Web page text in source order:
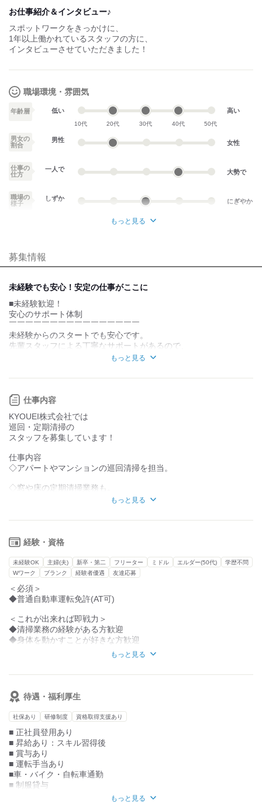
お仕事紹介＆インタビュー♪
スポットワークをきっかけに、
1年以上働かれているスタッフの方に、
インタビューさせていただきました！
職場環境・雰囲気
年齢層 低い
10代 20代 30代 40代 50代
高い
男女の
割合
男性 女性
仕事の
仕方
一人で 大勢で
職場の
様子
しずか にぎやか
個性が生かせる
デスクワーク
お客様との対話が
少ない
力仕事が少ない
もっと見る
募集情報
未経験でも安心！安定の仕事がここに
■未経験歓迎！
安心のサポート体制
￣￣￣￣￣￣￣￣￣￣￣￣￣￣￣￣
未経験からのスタートでも安心です。
先輩スタッフによる丁寧なサポートがあるので、
じっくりと業務に慣れていくことができます。
昇給や賞与もあり、着実に成長ができます。
■正社員登用あり！
キャリアアップ
￣￣￣￣￣￣￣￣￣￣￣￣￣￣￣￣
正社員登用制度がありますので、
長く働きたい方にもピッタリです。
キャリアを築くチャンスに溢れています。
運転手当もあるため、
■便利なロケーションでの勤務
山手線や京成電鉄本線から
西日暮里駅徒歩8分、
山手線田端からも徒歩圏内。
交通費支給もあり、通勤に便利です。
■安定したシフトと休日
￣￣￣￣￣￣￣￣￣￣￣￣
週2日以上の働き方が選べるシフト制。
日曜は固定休みで計画も立てやすい♪
もっと見る
仕事内容
KYOUEI株式会社では
巡回・定期清掃の
スタッフを募集しています！
仕事内容
◇アパートやマンションの巡回清掃を担当。
◇窓や床の定期清掃業務も。
特別な経験は一切不要！
未経験からのスタートも大歓迎です！
初めは先輩と一緒に作業をしながら、
少しずつ仕事を覚えていただきます。
◎安心の正社員登用制度！
まずはアルバイトやパートでスタートして、
その後正社員へのキャリアアップも可能。
最初は不安でも、
優しいスタッフのサポートで、
スムーズにお仕事をすすめられます。
もっと見る
経験・資格
未経験OK 主婦(夫) 新卒・第二 フリーター ミドル エルダー(50代)
学歴不問
Wワーク
ブランク 経験者優遇 友達応募
＜必須＞
◆普通自動車運転免許(AT可)
＜これが出来れば即戦力＞
◆清掃業務の経験がある方歓迎
◆身体を動かすことが好きな方歓迎
◇きちんとモラルを守り正確に作業ができる方
様々な現場を巡回するお仕事です。
もっと見る
待遇・福利厚生
社保あり 研修制度 資格取得支援あり
■ 正社員登用あり
■ 昇給あり：スキル習得後
■ 賞与あり
■ 運転手当あり
■車・バイク・自転車通勤
■ 制服貸与
もっと見る